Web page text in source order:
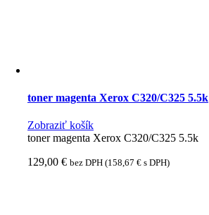
toner magenta Xerox C320/C325 5.5k
Zobraziť košík
toner magenta Xerox C320/C325 5.5k
129,00€ bez DPH (158,67€ s DPH)